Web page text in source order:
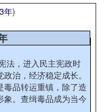
年)
法，进入民主宪政时
治，经济稳定成长。
品转运重镇，除了造
象。查缉毒品成为当今